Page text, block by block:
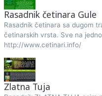
Rasadnik četinara Gule
Rasadnik četinara sa dugom
četinarskih vrsta. Sve na
http://www.cetinari.info/
Zlatna Tuja